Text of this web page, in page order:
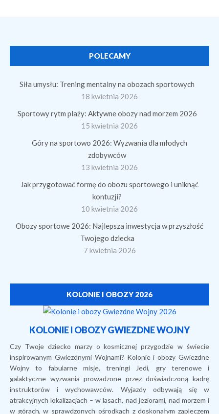
POLECAMY
Siła umysłu: Trening mentalny na obozach sportowych
18 kwietnia 2026
Sportowy rytm plaży: Aktywne obozy nad morzem 2026
15 kwietnia 2026
Góry na sportowo 2026: Wyzwania dla młodych
zdobywców
13 kwietnia 2026
Jak przygotować formę do obozu sportowego i uniknąć
kontuzji?
10 kwietnia 2026
Obozy sportowe 2026: Najlepsza inwestycja w przyszłość
Twojego dziecka
7 kwietnia 2026
KOLONIE I OBOZY 2026
KOLONIE I OBOZY GWIEZDNE WOJNY
Czy Twoje dziecko marzy o kosmicznej przygodzie w świecie
inspirowanym Gwiezdnymi Wojnami? Kolonie i obozy Gwiezdne
Wojny to fabularne misje, treningi Jedi, gry terenowe i
galaktyczne wyzwania prowadzone przez doświadczoną kadrę
instruktorów i wychowawców. Wyjazdy odbywają się w
atrakcyjnych lokalizacjach – w lasach, nad jeziorami, nad morzem i
w górach, w sprawdzonych ośrodkach z doskonałym zapleczem